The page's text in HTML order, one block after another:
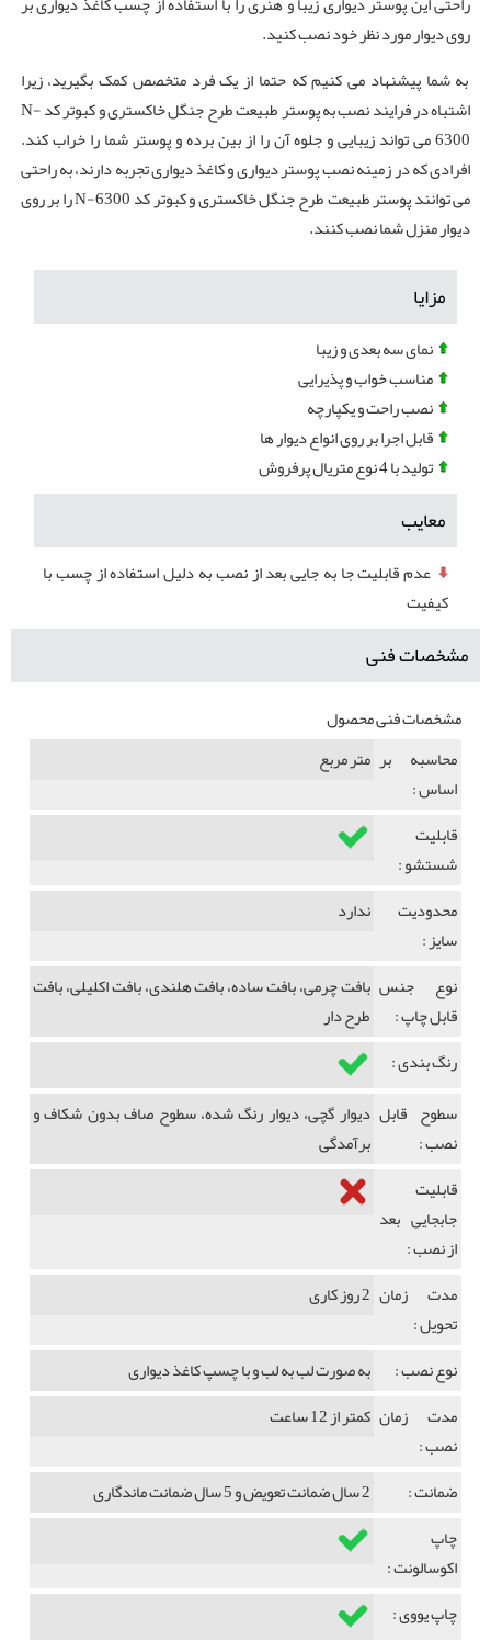
روی دیوار مورد نظر خود نصب کنید.
به شما پیشنهاد می کنیم که حتما از یک فرد متخصص کمک بگیرید، زیرا
اشتباه در فرایند نصب به پوستر طبیعت طرح جنگل خاکستری و کبوتر کد N-
6300 می تواند زیبایی و جلوه آن را از بین برده و پوستر شما را خراب کند.
افرادی که در زمینه نصب پوستر دیواری و کاغذ دیواری تجربه دارند، به راحتی
می ‌توانند پوستر طبیعت طرح جنگل خاکستری و کبوتر کد N-6300 را بر روی
دیوار منزل شما نصب کنند.
مزایا
نمای سه بعدی و زیبا
مناسب خواب و پذیرایی
نصب راحت و یکپارچه
قابل اجرا بر روی انواع دیوار ها
تولید با 4 نوع متریال پرفروش
معایب
عدم قابلیت جا به جایی بعد از نصب به دلیل استفاده از چسب با
کیفیت
مشخصات فنی
مشخصات فنی محصول
محاسبه بر
اساس :
متر مربع
قابلیت
شستشو :
محدودیت
سایز :
ندارد
نوع جنس
قابل چاپ :
بافت چرمی، بافت ساده، بافت هلندی، بافت اکلیلی، بافت
طرح دار
رنگ بندی :
سطوح قابل
نصب :
دیوار گچی، دیوار رنگ شده، سطوح صاف بدون شکاف و
برآمدگی
قابلیت
جابجایی بعد
از نصب :
مدت زمان
تحویل :
2 روز کاری
نوع نصب :
به صورت لب به لب و با چسپ کاغذ دیواری
مدت زمان
نصب :
کمتر از 12 ساعت
ضمانت :
2 سال ضمانت تعویض و 5 سال ضمانت ماندگاری
چاپ
اکوسالونت :
چاپ یووی :